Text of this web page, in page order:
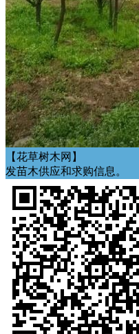
【花草树木网】
发苗木供应和求购信息。